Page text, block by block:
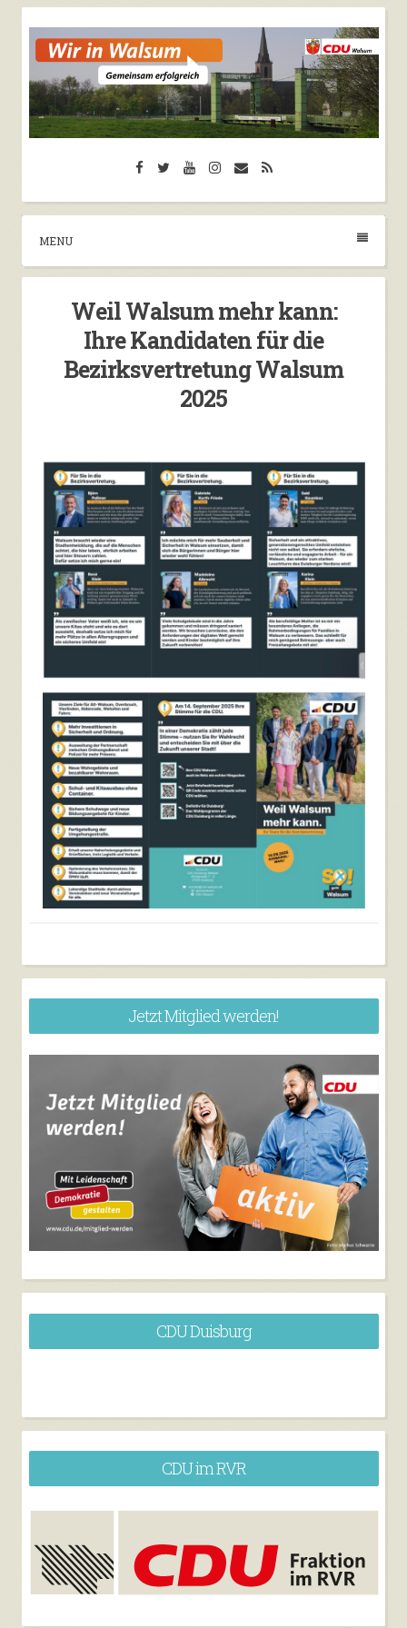
content
CDU Walsum
Herzlich Willkommen auf der Seite der CDU
Walsum
Facebook
TwitterYouTubeInstagram
EmailRSS
MENU
Weil Walsum mehr kann:
Ihre Kandidaten für die
Bezirksvertretung Walsum
2025
Jetzt Mitglied werden!
CDU Duisburg
CDU im RVR